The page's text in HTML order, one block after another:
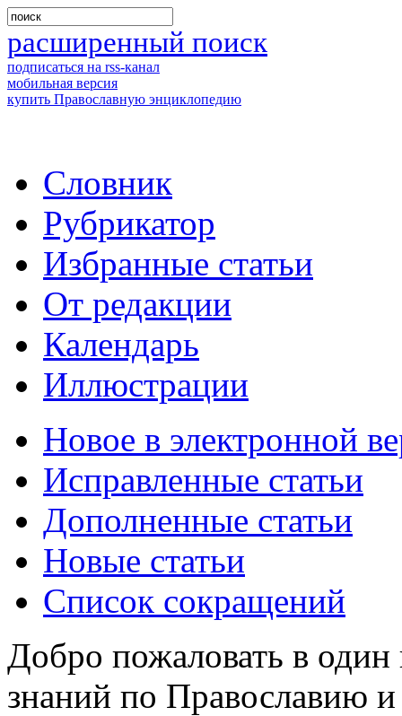
расширенный поиск
подписаться на rss-канал
мобильная версия
купить Православную энциклопедию
Словник
Рубрикатор
Избранные статьи
От редакции
Календарь
Иллюстрации
Новое в электронной
Исправленные статьи
Дополненные статьи
Новые статьи
Список сокращений
Добро пожаловать в
знаний по Православию